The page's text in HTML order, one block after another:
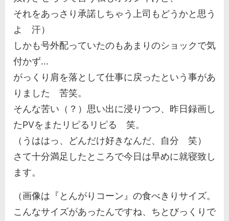
それをあっさり承諾しちゃう上司もどうかと思う
よ 汗）
しかも号外配っていたのもあまりのショックで気
付かず...
がっくり肩を落として仕事に戻ったという事があ
りました 苦笑。
そんな苦い（？）思い出に浸りつつ、昨日録画し
たPVをまたリピるリピる 笑。
（うははっ、どんだけ好きなんだ、自分 笑）
さて十分満足したところで今日は早めに就寝致し
ます。
（画像は『とんがりコーン』の食べきりサイズ。
こんなサイズがあったんですね、ちとびっくりで